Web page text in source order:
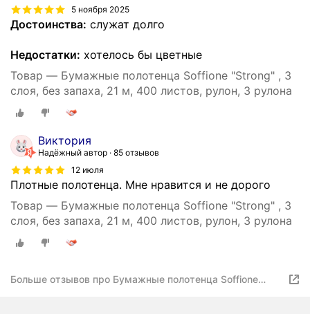
5 ноября 2025
Достоинства: служат долго
Недостатки: хотелось бы цветные
Товар — Бумажные полотенца Soffione "Strong" , 3
слоя, без запаха, 21 м, 400 листов, рулон, 3 рулона
Виктория
Надёжный автор 85 отзывов
12 июля
Плотные полотенца. Мне нравится и не дорого
Товар — Бумажные полотенца Soffione "Strong" , 3
слоя, без запаха, 21 м, 400 листов, рулон, 3 рулона
Больше отзывов про Бумажные полотенца Soffione